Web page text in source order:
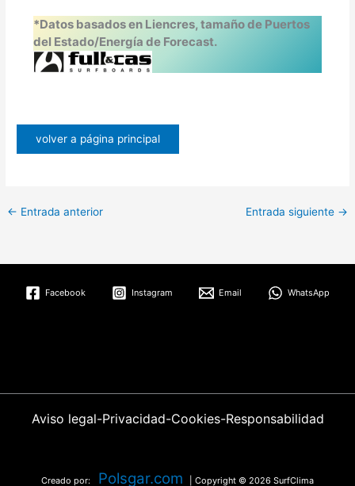
*Datos basados en Liencres, tamaño de Puertos
del Estado/Energía de Forecast.
volver a página principal
← Entrada anterior Entrada siguiente →
Facebook Instagram Email WhatsApp
Aviso legal-Privacidad-Cookies-Responsabilidad
Creado por: Polsgar.com | Copyright © 2026 SurfClima